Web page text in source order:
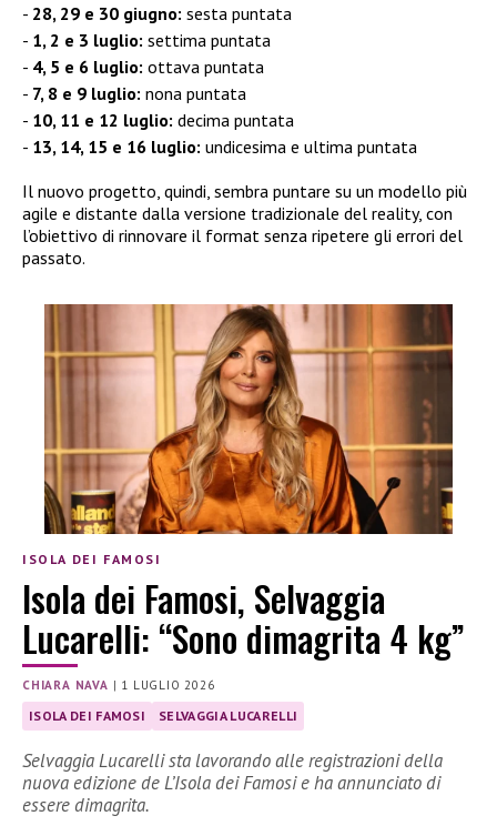
28, 29 e 30 giugno: sesta puntata
1, 2 e 3 luglio: settima puntata
4, 5 e 6 luglio: ottava puntata
7, 8 e 9 luglio: nona puntata
10, 11 e 12 luglio: decima puntata
13, 14, 15 e 16 luglio: undicesima e ultima puntata
Il nuovo progetto, quindi, sembra puntare su un modello più
agile e distante dalla versione tradizionale del reality, con
l’obiettivo di rinnovare il format senza ripetere gli errori del
passato.
ISOLA DEI FAMOSI
Isola dei Famosi, Selvaggia
Lucarelli: “Sono dimagrita 4 kg”
CHIARA NAVA | 1 LUGLIO 2026
ISOLA DEI FAMOSI SELVAGGIA LUCARELLI
Selvaggia Lucarelli sta lavorando alle registrazioni della
nuova edizione de L’Isola dei Famosi e ha annunciato di
essere dimagrita.